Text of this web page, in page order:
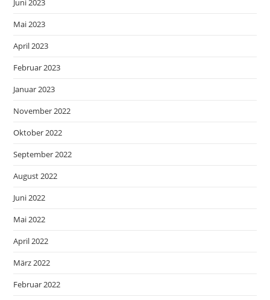
Juni 2023
Mai 2023
April 2023
Februar 2023
Januar 2023
November 2022
Oktober 2022
September 2022
August 2022
Juni 2022
Mai 2022
April 2022
März 2022
Februar 2022